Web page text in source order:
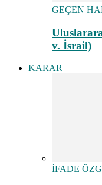
GEÇEN
v. İsrail)
KARAR
İFADE